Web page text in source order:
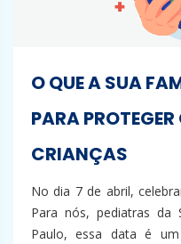
O QUE A SUA
PARA
CRIANÇAS
No dia 7 de abril,
Para nós, pediatras da
Paulo, essa data é